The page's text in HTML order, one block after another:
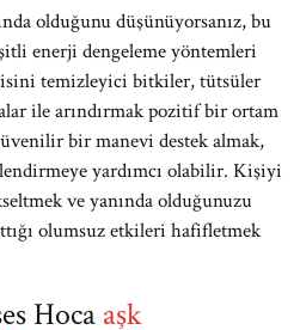
olduğunu düşünüyorsanız, bu
enerji dengeleme yöntemleri
temizleyici bitkiler, tütsüler
ile arındırmak pozitif bir ortam
bir manevi destek almak,
yardımcı olabilir. Kişiyi
ve yanında olduğunuzu
olumsuz etkileri hafifletmek
Hoca aşk